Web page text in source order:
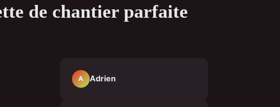
de chantier parfaite
A Adrien